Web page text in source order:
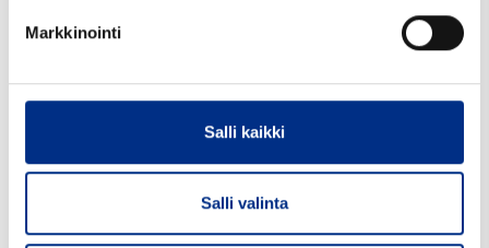
Markkinointi
Salli kaikki
Salli valinta